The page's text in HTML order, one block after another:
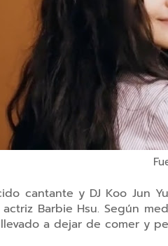
cantante y DJ Koo Jun
actriz Barbie Hsu. Según
a dejar de comer y